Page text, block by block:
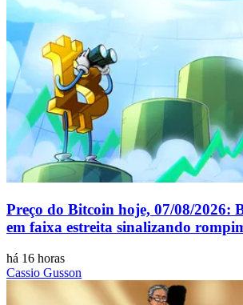
Preço do Bitcoin hoje, 07/08/2026:
em faixa estreita sinalizando
há 16 horas
Cassio Gusson